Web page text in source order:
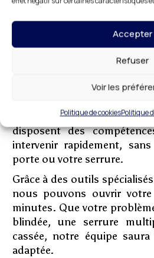
Accepter
Refuser
Voir les
Politique de cookiesPolitique
Ouverture de
intervention
situation stressante,
l’intérieur. Nos experts en
disposent des
intervenir rapidement,
porte ou votre serrure.
Grâce à des outils
nous pouvons ouvrir
minutes. Que votre
blindée, une serrure
cassée, notre équipe
adaptée.